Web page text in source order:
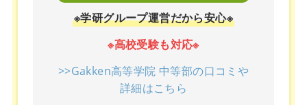
※学研グループ運営だから安心※
※高校受験も対応※
>>Gakken高等学院 中等部の口コミや
詳細はこちら